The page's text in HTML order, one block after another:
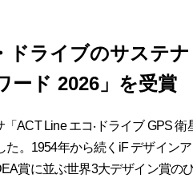
ドライブのサステ
ード 2026」を受賞
ACT Line エコ‧ドライブ GPS
た。1954年から続くiF デザイン
賞に並ぶ世界3大デザイン賞の